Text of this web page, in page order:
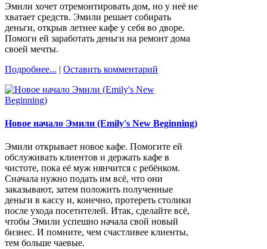
Эмили хочет отремонтировать дом, но у неё не
хватает средств. Эмили решает собирать
деньги, открыв летнее кафе у себя во дворе.
Помоги ей заработать деньги на ремонт дома
своей мечты.
Подробнее... | Оставить комментарий
Новое начало Эмили (Emily's New Beginning)
Эмили открывает новое кафе. Помогите ей
обслуживать клиентов и держать кафе в
чистоте, пока её муж нянчится с ребёнком.
Сначала нужно подать им всё, что они
заказывают, затем положить полученные
деньги в кассу и, конечно, протереть столики
после ухода посетителей. Итак, сделайте всё,
чтобы Эмили успешно начала свой новый
бизнес. И помните, чем счастливее клиенты,
тем больше чаевые.